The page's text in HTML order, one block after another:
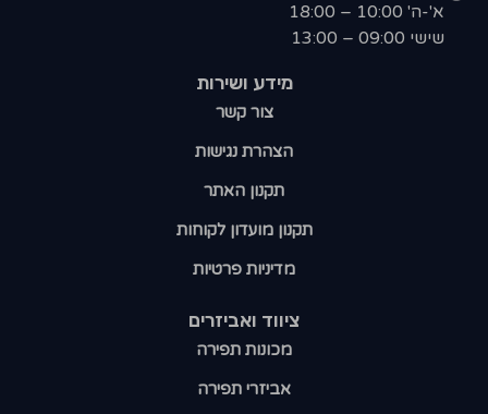
ציווד ואביזרים
מכונות תפירה
אביזרי תפירה
מידע ושירות
צור קשר
הצהרת נגישות
תקנון האתר
תקנון מועדון לקוחות
מדיניות פרטיות
א'-ה' 10:00 – 18:00
שישי 09:00 – 13:00